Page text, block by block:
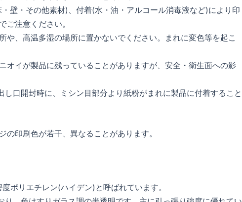
壁・その他素材)、付着(水・油・アルコール消毒液など)により印
ご注意ください。
や、高温多湿の場所に置かないでください。まれに変色等を起こ
オイが製品に残っていることがありますが、安全・衛生面への影
し口開封時に、ミシン目部分より紙粉がまれに製品に付着すること
の印刷色が若干、異なることがあります。
ポリエチレン(ハイデン)と呼ばれています。